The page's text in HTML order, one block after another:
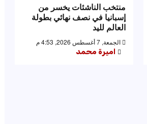
منتخب الناشئات يخسر من
إسبانيا في نصف نهائي بطولة
العالم لليد
الجمعة, 7 أغسطس 2026, 4:53 م
اميرة محمد